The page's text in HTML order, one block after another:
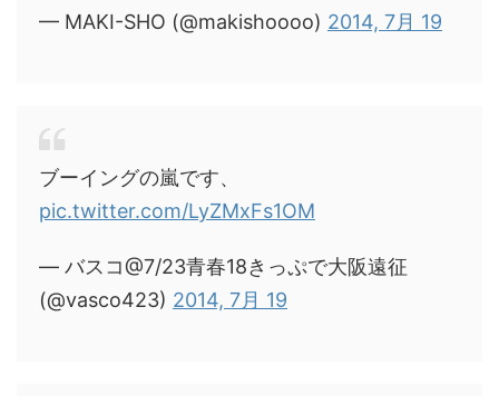
— MAKI-SHO (@makishoooo) 2014, 7月 19
ブーイングの嵐です、
pic.twitter.com/LyZMxFs1OM
— バスコ@7/23青春18きっぷで大阪遠征
(@vasco423) 2014, 7月 19